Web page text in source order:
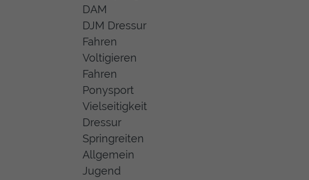
DAM
DJM Dressur
Fahren
Voltigieren
Fahren
Ponysport
Vielseitigkeit
Dressur
Springreiten
Allgemein
Jugend